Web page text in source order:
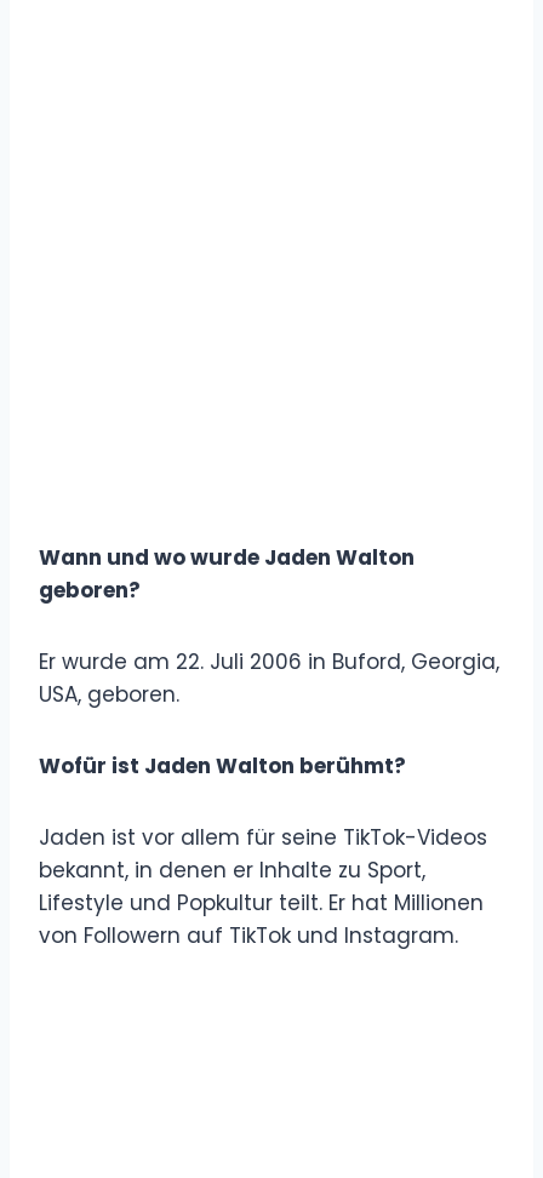
Wann und wo wurde Jaden Walton
geboren?
Er wurde am 22. Juli 2006 in Buford, Georgia,
USA, geboren.
Wofür ist Jaden Walton berühmt?
Jaden ist vor allem für seine TikTok-Videos
bekannt, in denen er Inhalte zu Sport,
Lifestyle und Popkultur teilt. Er hat Millionen
von Followern auf TikTok und Instagram.